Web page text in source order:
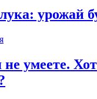
урожай
умеете.